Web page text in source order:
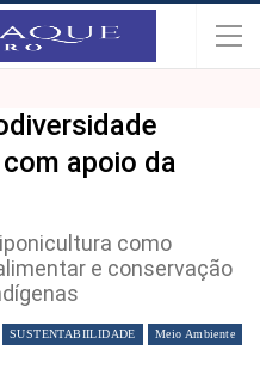
apoio da
como
e conservação
SUSTENTABIILIDADE Meio Ambiente